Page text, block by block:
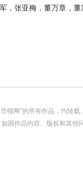
张亚梅，董万章，董
报网"的所有作品，均转
因作品内容、版权和其他